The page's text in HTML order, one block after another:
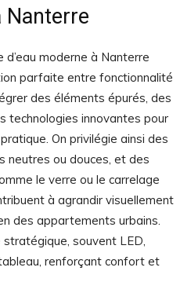
Nanterre
d’eau moderne à Nanterre
parfaite entre fonctionnalité
des éléments épurés, des
technologies innovantes pour
On privilégie ainsi des
neutres ou douces, et des
le verre ou le carrelage
à agrandir visuellement
des appartements urbains.
stratégique, souvent LED,
renforçant confort et